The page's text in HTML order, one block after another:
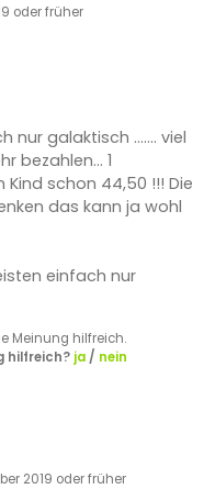
oder früher
nur galaktisch ....... viel
bezahlen... 1
schon 44,50 !!! Die
das kann ja wohl
einfach nur
Meinung hilfreich.
hilfreich? ja/ nein
2019 oder früher